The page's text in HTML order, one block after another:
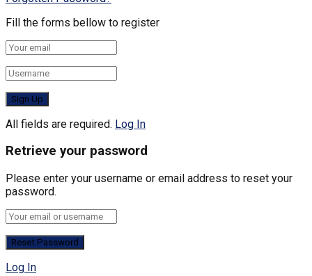
Fill the forms bellow to register
All fields are required. Log In
Retrieve your password
Please enter your username or email address to reset your
password.
Log In